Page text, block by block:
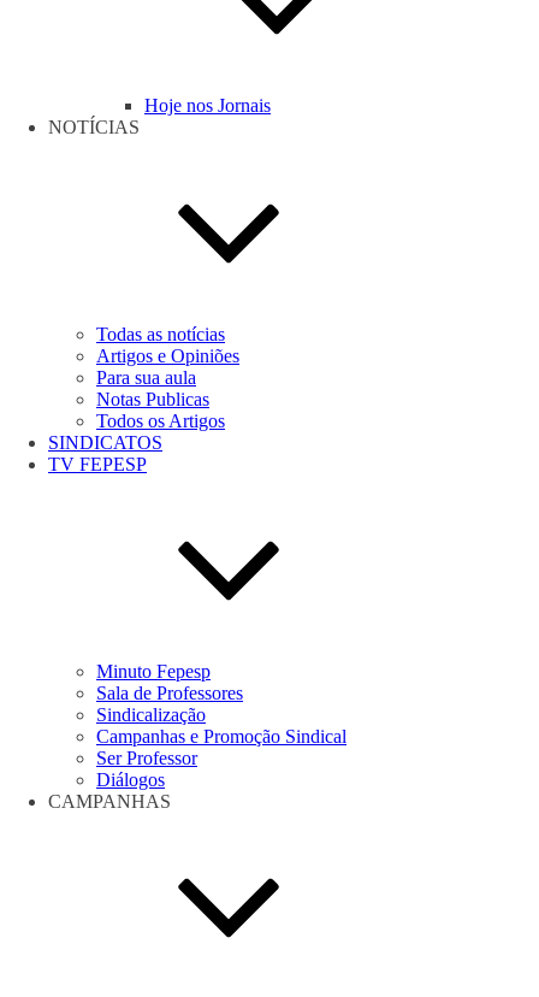
Hoje nos Jornais
NOTÍCIAS
Todas as notícias
Artigos e Opiniões
Para sua aula
Notas Publicas
Todos os Artigos
SINDICATOS
TV FEPESP
Minuto Fepesp
Sala de Professores
Sindicalização
Campanhas e Promoção Sindical
Ser Professor
Diálogos
CAMPANHAS